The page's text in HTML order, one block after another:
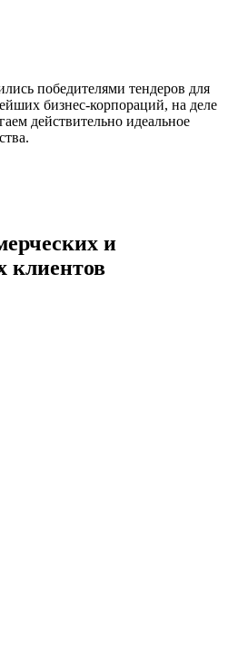
победителями тендеров для
бизнес-корпораций, на деле
действительно идеальное
и
клиентов